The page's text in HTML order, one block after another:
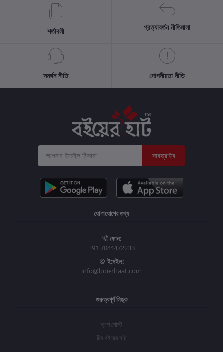
শর্তাবলী প্রত্যাবর্তন নীতিমালা
সমর্থন নীতি গোপনীয়তা নীতি
সাবস্ক্রাইব
যোগাযোগের তথ্য
ফোন:
+91 7044472233
ইমেইল:
info@boierhaat.com
গুরুত্বপূর্ণ লিঙ্ক
ব্লগ পোস্ট
টিম বইয়ের হাট